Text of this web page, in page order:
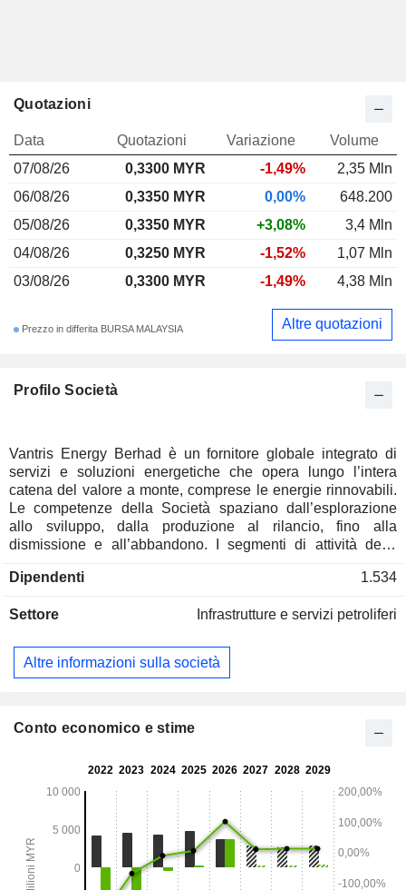
Profilo Società
Vantris Energy Berhad è un fornitore globale integrato di
servizi e soluzioni energetiche che opera lungo l’intera
catena del valore a monte, comprese le energie rinnovabili.
Le competenze della Società spaziano dall’esplorazione
allo sviluppo, dalla produzione al rilancio, fino alla
dismissione e all’abbandono. I segmenti di attività della
Operazioni e Manutenzione (O&M); Perforazione;
E&C fornisce soluzioni end-to-end e chiavi in mano di
e messa in servizio (EPCIC) per l’industria energetica. Il
settore O&M comprende vari servizi, quali servizi
di perforazione Tender-Assist Drilling (TAD) in grado di
pozzi, interventi di manutenzione e operazioni di tappatura e
e servizi correlati.
Dipendenti 1.534
Settore Infrastrutture e servizi petroliferi
Altre informazioni sulla società
Quotazioni
Data Quotazioni Variazione
Volume
07/08/26
0,3300 MYR -1,49%
2,35 Mln
06/08/26
0,3350 MYR 0,00%
648.200
05/08/26
0,3350 MYR +3,08%
3,4 Mln
04/08/26
0,3250 MYR -1,52%
1,07 Mln
03/08/26
0,3300 MYR -1,49% 4,38 Mln
Prezzo in differita BURSA MALAYSIA Altre quotazioni
Conto economico e stime